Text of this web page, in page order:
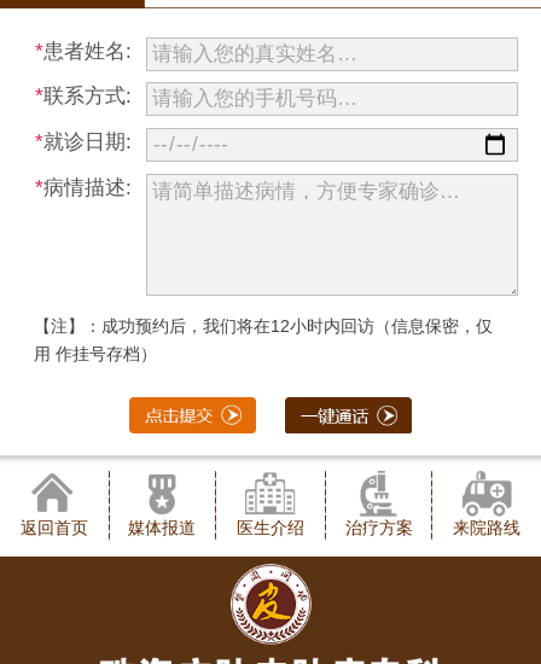
*患者姓名:
*联系方式:
*就诊日期:
*病情描述:
【注】：成功预约后，我们将在12小时内回访（信息保密，仅
用 作挂号存档）
返回首页 媒体报道 医生介绍 治疗方案 来院路线